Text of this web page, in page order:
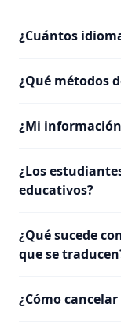
¿Cuántos
¿Qué métodos
¿Mi
¿Los
educativos?
¿Qué sucede
que se
¿Cómo